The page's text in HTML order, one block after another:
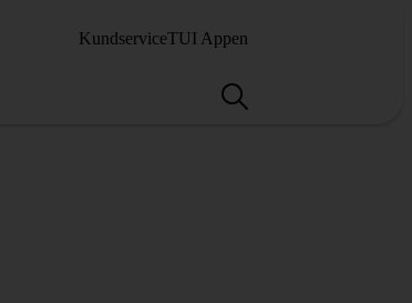
KundserviceTUI Appen